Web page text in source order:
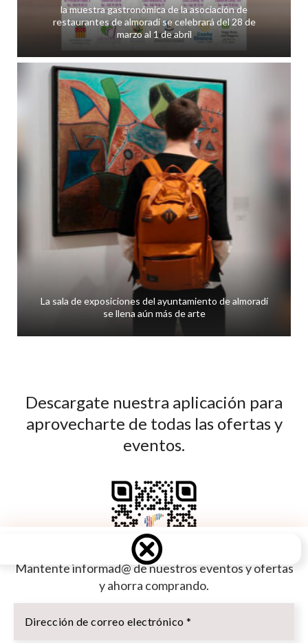
la muestra gastronómica de la asociación de
restaurantes de almoradí se celebrará del 28 de
marzo al 1 de abril
La sala de exposiciones del ayuntamiento de almoradí
se llena aún más de arte
Mantente informad@ de nuestros eventos y ofertas
y ahorra comprando.
de
Descargate nuestra aplicación para
aprovecharte de todas las ofertas y
eventos.